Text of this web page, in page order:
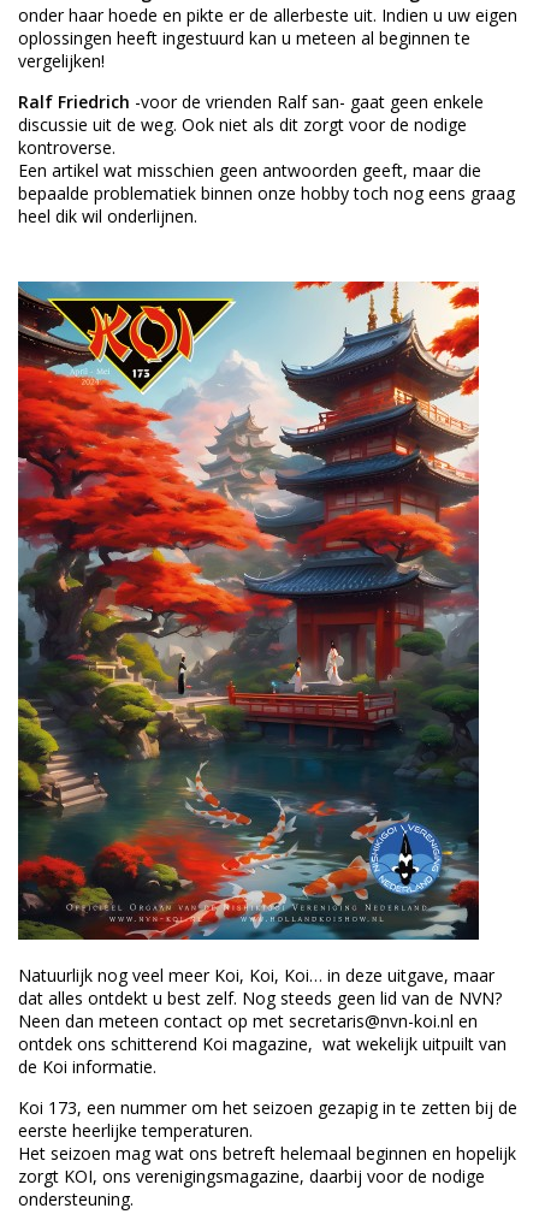
onder haar hoede en pikte er de allerbeste uit. Indien u uw eigen
oplossingen heeft ingestuurd kan u meteen al beginnen te
vergelijken!
Ralf Friedrich -voor de vrienden Ralf san- gaat geen enkele
discussie uit de weg. Ook niet als dit zorgt voor de nodige
kontroverse.
Een artikel wat misschien geen antwoorden geeft, maar die
bepaalde problematiek binnen onze hobby toch nog eens graag
heel dik wil onderlijnen.
Natuurlijk nog veel meer Koi, Koi, Koi… in deze uitgave, maar
dat alles ontdekt u best zelf. Nog steeds geen lid van de NVN?
Neen dan meteen contact op met secretaris@nvn-koi.nl en
ontdek ons schitterend Koi magazine, wat wekelijk uitpuilt van
de Koi informatie.
Koi 173, een nummer om het seizoen gezapig in te zetten bij de
eerste heerlijke temperaturen.
Het seizoen mag wat ons betreft helemaal beginnen en hopelijk
zorgt KOI, ons verenigingsmagazine, daarbij voor de nodige
ondersteuning.